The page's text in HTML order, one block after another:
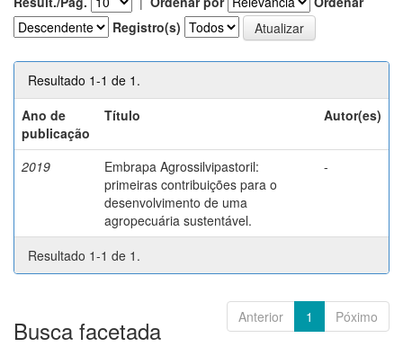
Registro(s)
Resultado 1-1 de 1.
Ano de
publicação
Título Autor(es)
2019
Embrapa Agrossilvipastoril:
primeiras contribuições para o
desenvolvimento de uma
agropecuária sustentável.
-
Resultado 1-1 de 1.
Anterior 1 Póximo
Busca facetada